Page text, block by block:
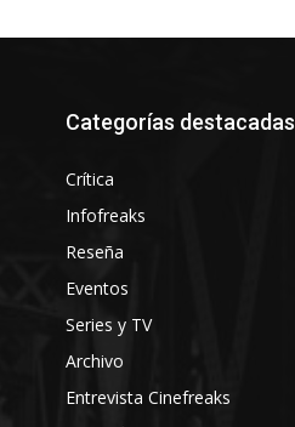
Categorías destacadas
Crítica
Infofreaks
Reseña
Eventos
Series y TV
Archivo
Entrevista Cinefreaks